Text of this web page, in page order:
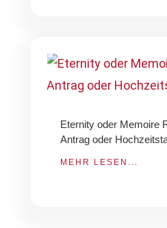
Eternity oder Memoire
Antrag oder
MEHR LESEN...